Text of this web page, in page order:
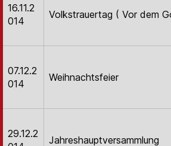
16.11.2
014
Volkstrauertag ( Vor dem
07.12.2
014
Weihnachtsfeier
29.12.2
Jahreshauptversammlung